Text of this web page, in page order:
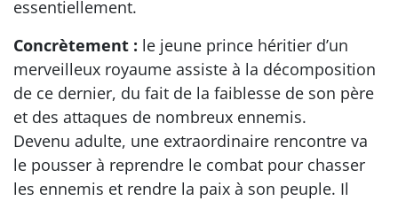
essentiellement.
Concrètement : le jeune prince héritier d’un
merveilleux royaume assiste à la décomposition
de ce dernier, du fait de la faiblesse de son père
et des attaques de nombreux ennemis.
Devenu adulte, une extraordinaire rencontre va
le pousser à reprendre le combat pour chasser
les ennemis et rendre la paix à son peuple. Il